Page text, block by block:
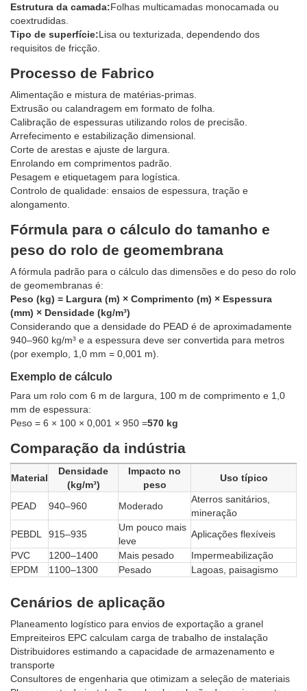
Estrutura da camada:Folhas multicamadas monocamada ou
coextrudidas.
Tipo de superfície:Lisa ou texturizada, dependendo dos
requisitos de fricção.
Processo de Fabrico
Alimentação e mistura de matérias-primas.
Extrusão ou calandragem em formato de folha.
Calibração de espessuras utilizando rolos de precisão.
Arrefecimento e estabilização dimensional.
Corte de arestas e ajuste de largura.
Enrolando em comprimentos padrão.
Pesagem e etiquetagem para logística.
Controlo de qualidade: ensaios de espessura, tração e
alongamento.
Fórmula para o cálculo do tamanho e
peso do rolo de geomembrana
A fórmula padrão para o cálculo das dimensões e do peso do rolo
de geomembranas é:
Peso (kg) = Largura (m) × Comprimento (m) × Espessura
(mm) × Densidade (kg/m³)
Considerando que a densidade do PEAD é de aproximadamente
940–960 kg/m³ e a espessura deve ser convertida para metros
(por exemplo, 1,0 mm = 0,001 m).
Exemplo de cálculo
Para um rolo com 6 m de largura, 100 m de comprimento e 1,0
mm de espessura:
Peso = 6 × 100 × 0,001 × 950 =570 kg
Comparação da indústria
Material
Densidade
(kg/m³)
Impacto no
peso
Uso típico
PEAD 940–960 Moderado
Aterros sanitários,
mineração
PEBDL
915–935
Um pouco mais
leve
Aplicações flexíveis
PVC
1200–1400 Mais pesado
Impermeabilização
EPDM
1100–1300 Pesado Lagoas, paisagismo
Cenários de aplicação
Planeamento logístico para envios de exportação a granel
Empreiteiros EPC calculam carga de trabalho de instalação
Distribuidores estimando a capacidade de armazenamento e
transporte
Consultores de engenharia que otimizam a seleção de materiais